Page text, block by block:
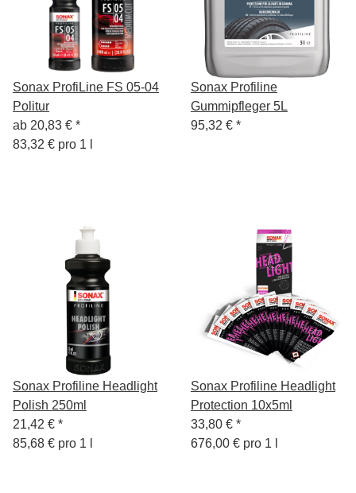
Sonax ProfiLine FS 05-04
Politur
ab 20,83 € *
83,32 € pro 1 l
Sonax Profiline
Gummipfleger 5L
95,32 € *
Sonax Profiline Headlight
Polish 250ml
21,42 € *
85,68 € pro 1 l
Sonax Profiline Headlight
Protection 10x5ml
33,80 € *
676,00 € pro 1 l